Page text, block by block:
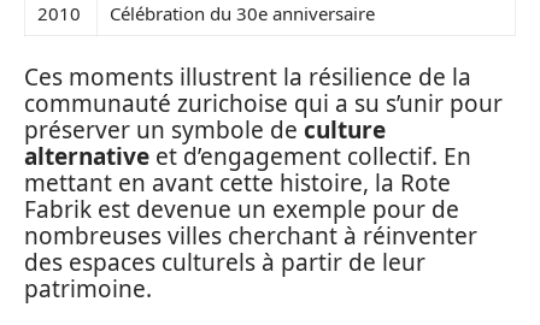
2010
Célébration du 30e anniversaire
Ces moments illustrent la résilience de la
communauté zurichoise qui a su s’unir pour
préserver un symbole de culture
alternative et d’engagement collectif. En
mettant en avant cette histoire, la Rote
Fabrik est devenue un exemple pour de
nombreuses villes cherchant à réinventer
des espaces culturels à partir de leur
patrimoine.